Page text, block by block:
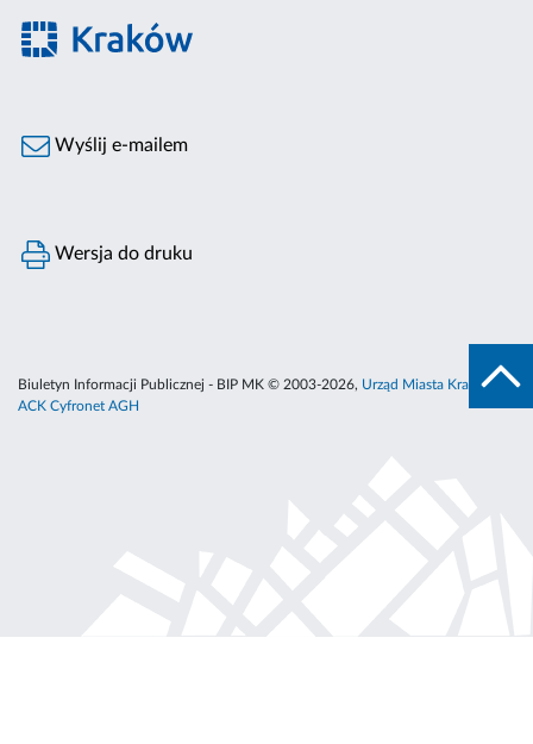
Wyślij e-mailem
Wersja do druku
Biuletyn Informacji Publicznej - BIP MK © 2003-2026, Urząd Miasta Krakowa
ACK Cyfronet AGH